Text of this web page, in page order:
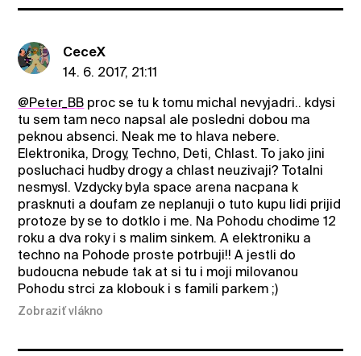
CeceX
14. 6. 2017, 21:11
@Peter_BB proc se tu k tomu michal nevyjadri.. kdysi
tu sem tam neco napsal ale posledni dobou ma
peknou absenci. Neak me to hlava nebere.
Elektronika, Drogy, Techno, Deti, Chlast. To jako jini
posluchaci hudby drogy a chlast neuzivaji? Totalni
nesmysl. Vzdycky byla space arena nacpana k
prasknuti a doufam ze neplanuji o tuto kupu lidi prijid
protoze by se to dotklo i me. Na Pohodu chodime 12
roku a dva roky i s malim sinkem. A elektroniku a
techno na Pohode proste potrbuji!! A jestli do
budoucna nebude tak at si tu i moji milovanou
Pohodu strci za klobouk i s famili parkem ;)
Zobraziť vlákno